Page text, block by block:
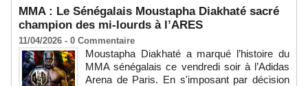
MMA : Le Sénégalais Moustapha Diakhaté sacré
champion des mi-lourds à l’ARES
11/04/2026 - 0 Commentaire
Moustapha Diakhaté a marqué l’histoire du
MMA sénégalais ce vendredi soir à l’Adidas
Arena de Paris. En s'imposant par décision